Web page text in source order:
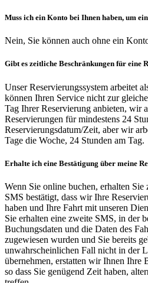
Muss ich ein Konto bei Ihnen haben, um
Nein, Sie können auch ohne ein
Gibt es zeitliche Beschränkungen für eine
Unser Reservierungssystem arbeitet
können Ihren Service nicht zur
Tag Ihrer Reservierung anbieten, wir
Reservierungen für mindestens 24
Reservierungsdatum/Zeit, aber wir
Tage die Woche, 24 Stunden am Tag.
Erhalte ich eine Bestätigung über meine
Wenn Sie online buchen, erhalten Sie
SMS bestätigt, dass wir Ihre
haben und Ihre Fahrt mit unseren
Sie erhalten eine zweite SMS, in der
Buchungsdaten und die Daten des
zugewiesen wurden und Sie bereits
unwahrscheinlichen Fall nicht in der
übernehmen, erstatten wir Ihnen Ihre
so dass Sie genügend Zeit haben,